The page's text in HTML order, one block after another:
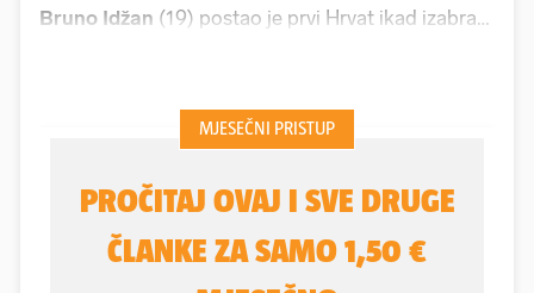
Bruno Idžan (19) postao je prvi Hrvat ikad izabran
je kanadska momčad Ottawa Senators, čime je san
jednog mladića postao stvarnost.